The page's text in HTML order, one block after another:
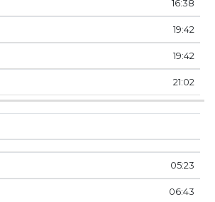
16:38
19:42
19:42
21:02
05:23
06:43